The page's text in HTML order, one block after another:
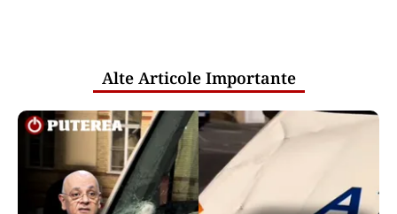
Alte Articole Importante